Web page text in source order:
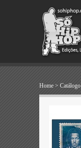
Home > Catálogo